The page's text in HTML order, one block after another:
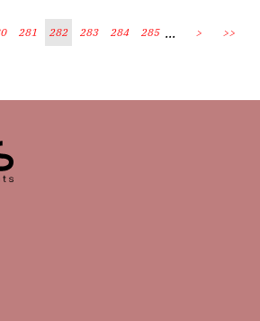
281 282 283 284 285 ... > >>